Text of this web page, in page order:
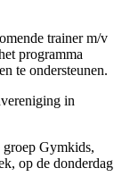
trainer m/v
programma
te ondersteunen.
in
groep Gymkids,
op de donderdag